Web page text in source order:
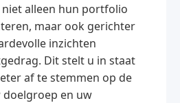
alleen hun portfolio
maar ook gerichter
inzichten
Dit stelt u in staat
af te stemmen op de
en uw